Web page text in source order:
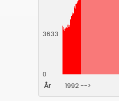
3633
0
År
1992 -->